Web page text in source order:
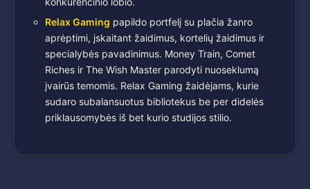
Relax Gaming papildo portfelį su plačia žanro
aprėptimi, įskaitant žaidimus, kortelių žaidimus ir
specialybės pavadinimus. Money Train, Comet
Riches ir The Wish Master parodyti nuoseklumą
įvairūs temomis. Relax Gaming žaidėjams, kurie
sudaro subalansuotus bibliotekus be per didelės
priklausomybės iš bet kurio studijos stilio.